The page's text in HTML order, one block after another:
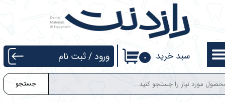
جستجو
۰ سبد خرید ورود /ثبت نام
حساب کاربری من
تغییر گذر واژه
سفارشات
خروج از حساب کاربری